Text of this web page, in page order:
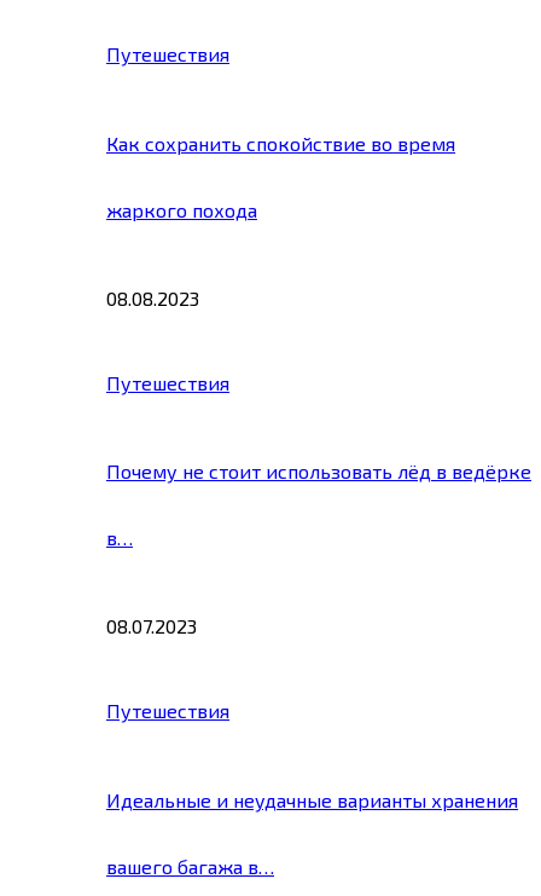
Путешествия
Как сохранить спокойствие во время
жаркого похода
08.08.2023
Путешествия
Почему не стоит использовать лёд в ведёрке
в…
08.07.2023
Путешествия
Идеальные и неудачные варианты хранения
вашего багажа в…